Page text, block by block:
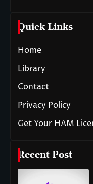
Quick Links
Home
Library
Contact
Privacy Policy
Get Your HAM
Recent Post